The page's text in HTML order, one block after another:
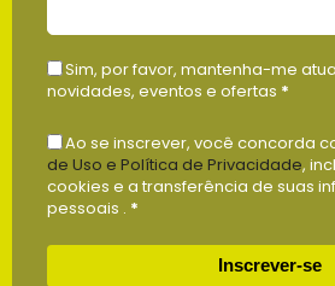
Sim, por favor, mantenha-me
novidades, eventos e ofertas *
Ao se inscrever, você concorda
de Uso e Política de Privacidade,
cookies e a transferência de suas
pessoais . *
Inscrever-se